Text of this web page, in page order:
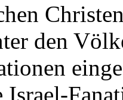
den
Israel-